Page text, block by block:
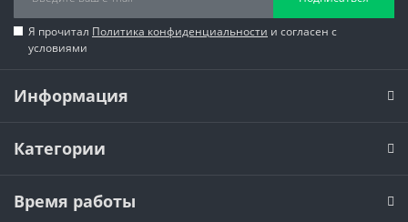
Я прочитал Политика конфиденциальности и согласен с
условиями
Информация
Категории
Время работы